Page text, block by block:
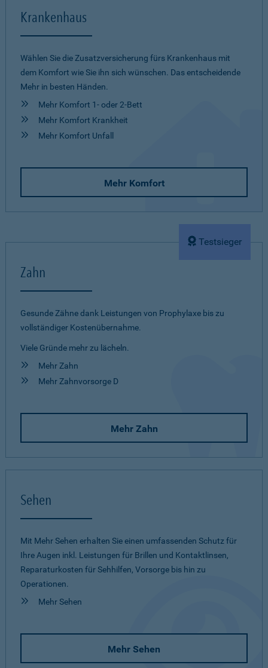
Krankenhaus
Wählen Sie die Zusatzversicherung fürs Krankenhaus mit
dem Komfort wie Sie ihn sich wünschen. Das entscheidende
Mehr in besten Händen.
Mehr Komfort 1- oder 2-Bett
Mehr Komfort Krankheit
Mehr Komfort Unfall
Mehr Komfort
Testsieger
Zahn
Gesunde Zähne dank Leistungen von Prophylaxe bis zu
vollständiger Kostenübernahme.
Viele Gründe mehr zu lächeln.
Mehr Zahn
Mehr Zahnvorsorge D
Mehr Zahn
Sehen
Mit Mehr Sehen erhalten Sie einen umfassenden Schutz für
Ihre Augen inkl. Leistungen für Brillen und Kontaktlinsen,
Reparaturkosten für Sehhilfen, Vorsorge bis hin zu
Operationen.
Mehr Sehen
Mehr Sehen